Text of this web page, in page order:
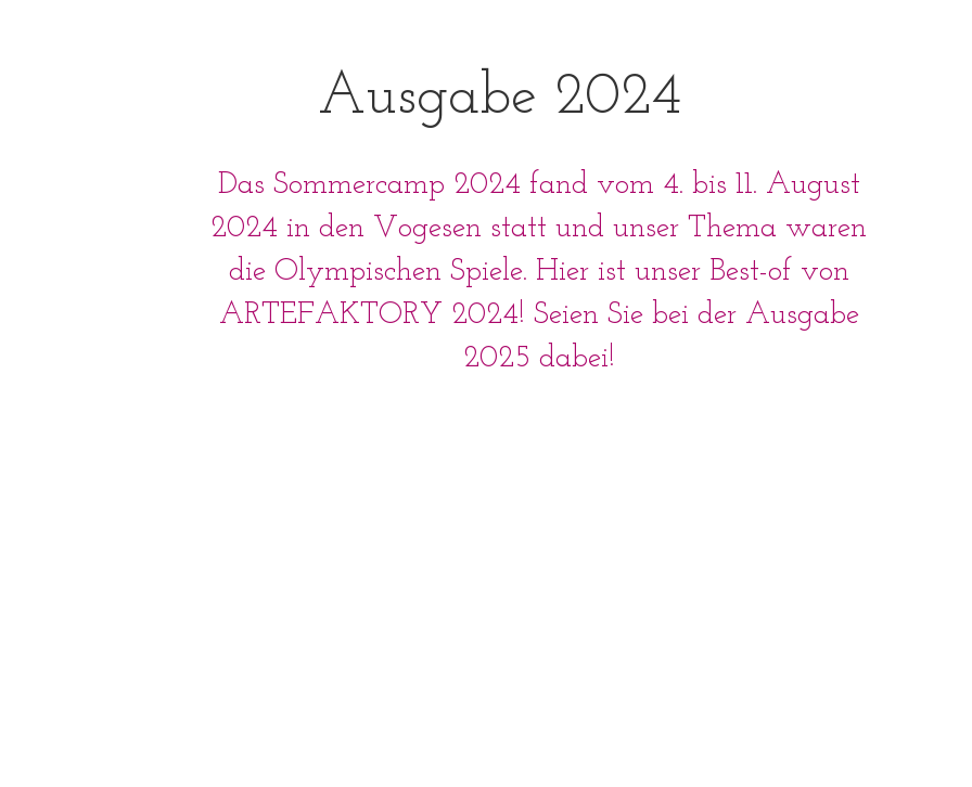
Ausgabe 2024
Das Sommercamp 2024 fand vom 4. bis 11. August
2024 in den Vogesen statt und unser Thema waren
die Olympischen Spiele. Hier ist unser Best-of von
ARTEFAKTORY 2024! Seien Sie bei der Ausgabe
2025 dabei!